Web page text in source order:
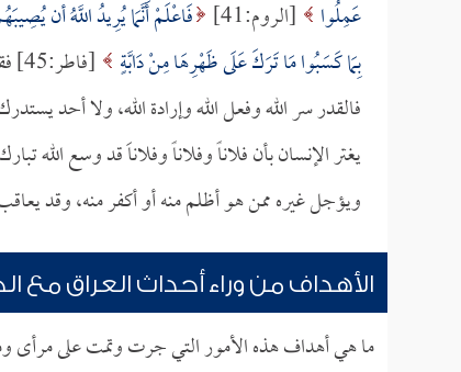
عَمِلُوا
[الروم:41] فَاعْلَمْ أَنَّمَا يُرِيدُ اللَّهُ أن
بِمَا كَسَبُوا مَا تَرَكَ عَلَى ظَهْرِهَا مِنْ دَابَّةٍ
فالقدر سر الله وفعل الله وإرادة الله، ولا أحد
يغتر الإنسان بأن فلاناً وفلاناً وفلاناَ قد وسع الله
ويؤجل غيره ممن هو أظلم منه أو أكفر منه، وقد
الأهداف من وراء أحداث العراق مع
ما هي أهداف هذه الأمور التي جرت وتمت على مرأى